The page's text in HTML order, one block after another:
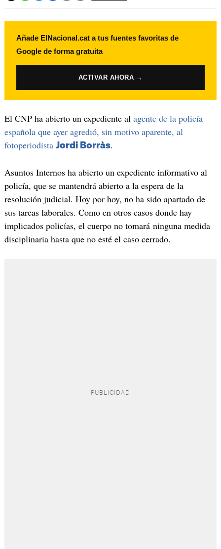
Añade ElNacional.cat a tus fuentes favoritas de
Google de forma gratuita
ACTIVAR AHORA →
El CNP ha abierto un expediente al agente de la policía
española que ayer agredió, sin motivo aparente, al
fotoperiodista Jordi Borràs.
Asuntos Internos ha abierto un expediente informativo al
policía, que se mantendrá abierto a la espera de la
resolución judicial. Hoy por hoy, no ha sido apartado de
sus tareas laborales. Como en otros casos donde hay
implicados policías, el cuerpo no tomará ninguna medida
disciplinaria hasta que no esté el caso cerrado.